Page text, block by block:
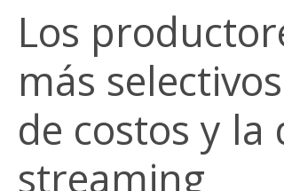
Los
más
de costos y
streaming